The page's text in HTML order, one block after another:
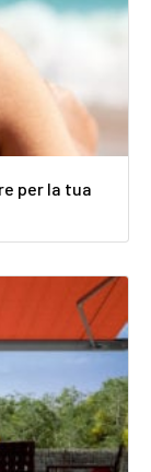
per la tua